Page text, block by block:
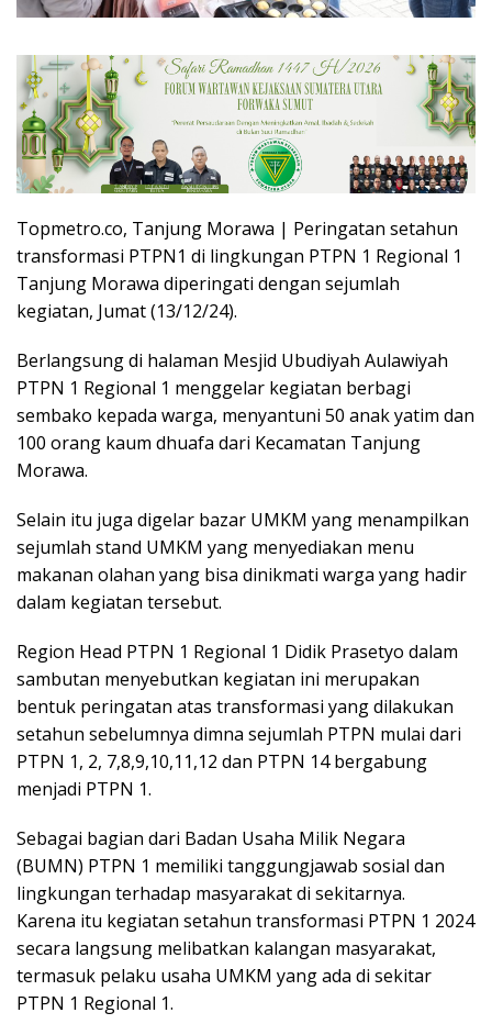
Topmetro.co, Tanjung Morawa | Peringatan setahun
transformasi PTPN1 di lingkungan PTPN 1 Regional 1
Tanjung Morawa diperingati dengan sejumlah
kegiatan, Jumat (13/12/24).
Berlangsung di halaman Mesjid Ubudiyah Aulawiyah
PTPN 1 Regional 1 menggelar kegiatan berbagi
sembako kepada warga, menyantuni 50 anak yatim dan
100 orang kaum dhuafa dari Kecamatan Tanjung
Morawa.
Selain itu juga digelar bazar UMKM yang menampilkan
sejumlah stand UMKM yang menyediakan menu
makanan olahan yang bisa dinikmati warga yang hadir
dalam kegiatan tersebut.
Region Head PTPN 1 Regional 1 Didik Prasetyo dalam
sambutan menyebutkan kegiatan ini merupakan
bentuk peringatan atas transformasi yang dilakukan
setahun sebelumnya dimna sejumlah PTPN mulai dari
PTPN 1, 2, 7,8,9,10,11,12 dan PTPN 14 bergabung
menjadi PTPN 1.
Sebagai bagian dari Badan Usaha Milik Negara
(BUMN) PTPN 1 memiliki tanggungjawab sosial dan
lingkungan terhadap masyarakat di sekitarnya.
Karena itu kegiatan setahun transformasi PTPN 1 2024
secara langsung melibatkan kalangan masyarakat,
termasuk pelaku usaha UMKM yang ada di sekitar
PTPN 1 Regional 1.